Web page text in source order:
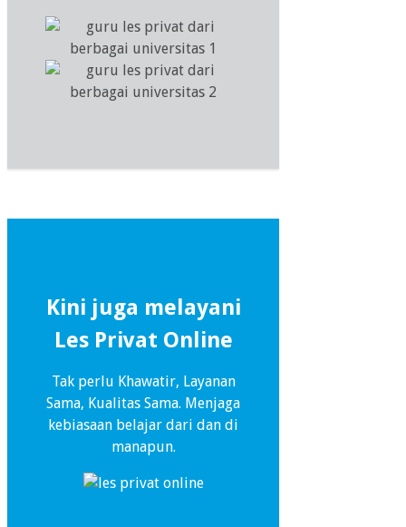
Kini juga melayani
Les Privat Online
Tak perlu Khawatir, Layanan
Sama, Kualitas Sama. Menjaga
kebiasaan belajar dari dan di
manapun.